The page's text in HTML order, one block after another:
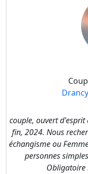
couple, ouvert
fin, 2024. Nous
échangisme ou
personnes
Obligatoire